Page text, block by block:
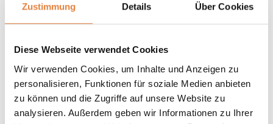
Zustimmung Details Über Cookies
Diese Webseite verwendet Cookies
Wir verwenden Cookies, um Inhalte und Anzeigen zu
personalisieren, Funktionen für soziale Medien anbieten
zu können und die Zugriffe auf unsere Website zu
analysieren. Außerdem geben wir Informationen zu Ihrer
Louis Pasteurweg 9 , 6045 GW Roermond
+31 (0)475 59 11 00
info@simonsholland.nl
Möchten Sie mehr über unsere Produkte erfahren
oder wünschen Sie eine maßgeschneiderte